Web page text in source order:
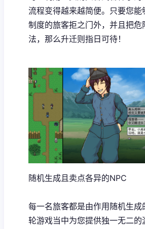
流程变得越来越简便。只要您能
制度的旅客拒之门外，并且把危
法，那么升迁则指日可待！
随机生成且卖点各异的NPC
每一名旅客都是由作用随机生成
轮游戏当中为您提供独一无二的